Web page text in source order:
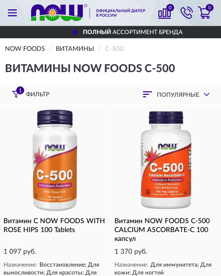
0 0
ПОЛНЫЙАССОРТИМЕНТ БРЕНДА
NOW FOODS ВИТАМИНЫ C-500
ВИТАМИНЫ NOW FOODS C-500
1
ФИЛЬТР ПОПУЛЯРНЫЕ
Витамин С NOW FOODS WITH
ROSE HIPS 100 Tablets
1 097 руб.
Назначение: Восстановление; Для
выносливости; Для красоты; Для
Витамин NOW FOODS С-500
CALCIUM ASCORBATE-C 100
капсул
1 370 руб.
Назначение: Для иммунитета; Для
кожи; Для ногтей